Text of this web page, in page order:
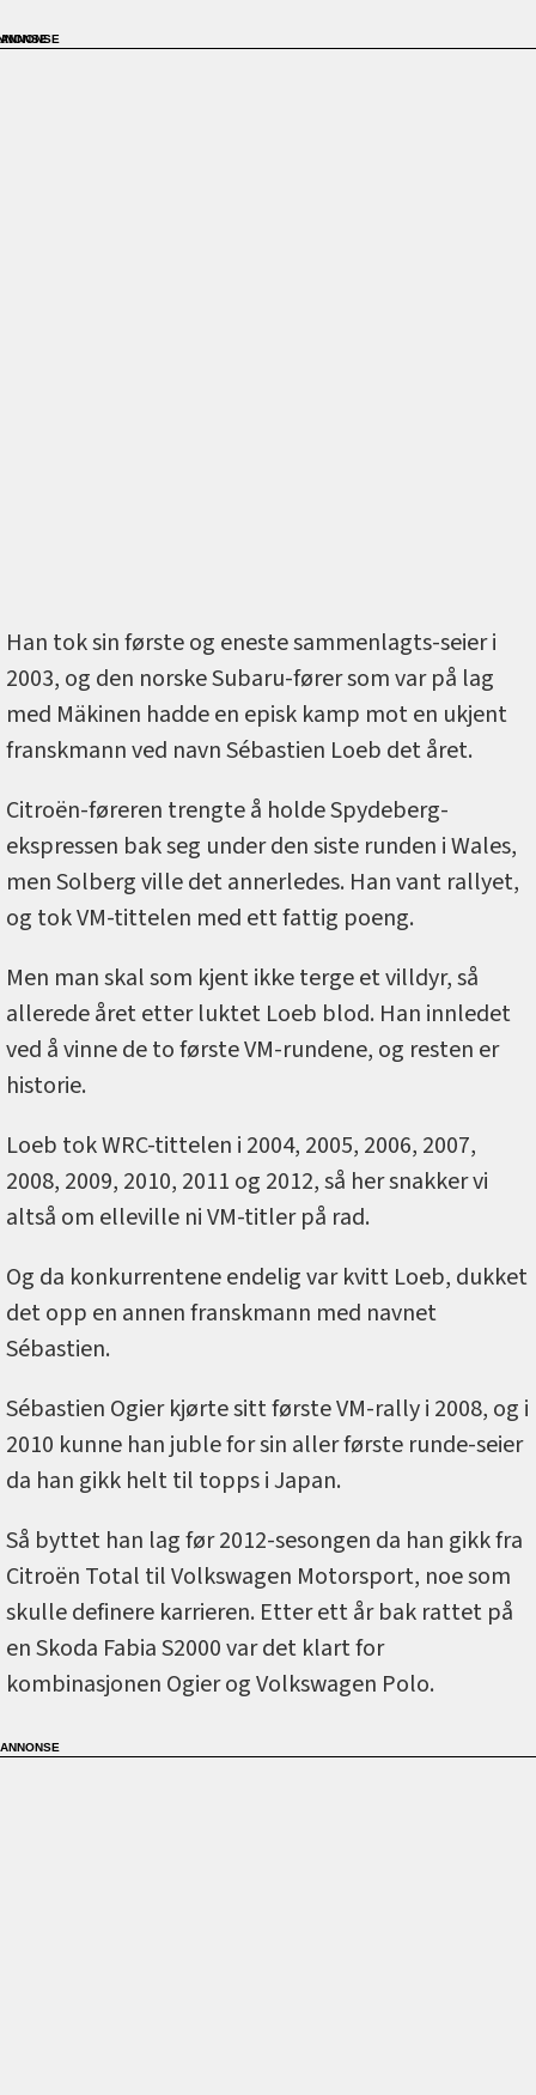
Han tok sin første og eneste sammenlagts-seier i
2003, og den norske Subaru-fører som var på lag
med Mäkinen hadde en episk kamp mot en ukjent
franskmann ved navn Sébastien Loeb det året.
Citroën-føreren trengte å holde Spydeberg-
ekspressen bak seg under den siste runden i Wales,
men Solberg ville det annerledes. Han vant rallyet,
og tok VM-tittelen med ett fattig poeng.
Men man skal som kjent ikke terge et villdyr, så
allerede året etter luktet Loeb blod. Han innledet
ved å vinne de to første VM-rundene, og resten er
historie.
Loeb tok WRC-tittelen i 2004, 2005, 2006, 2007,
2008, 2009, 2010, 2011 og 2012, så her snakker vi
altså om elleville ni VM-titler på rad.
Og da konkurrentene endelig var kvitt Loeb, dukket
det opp en annen franskmann med navnet
Sébastien.
Sébastien Ogier kjørte sitt første VM-rally i 2008, og i
2010 kunne han juble for sin aller første runde-seier
da han gikk helt til topps i Japan.
Så byttet han lag før 2012-sesongen da han gikk fra
Citroën Total til Volkswagen Motorsport, noe som
skulle definere karrieren. Etter ett år bak rattet på
en Skoda Fabia S2000 var det klart for
kombinasjonen Ogier og Volkswagen Polo.